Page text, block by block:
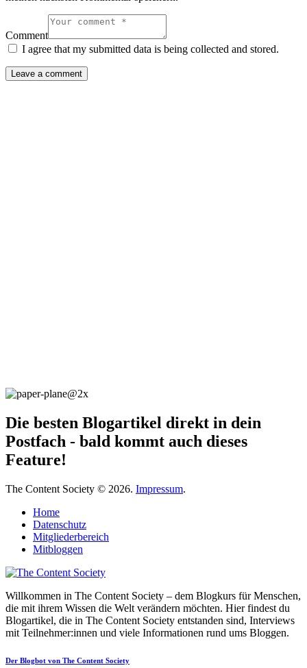
Comment
I agree that my submitted data is being collected and stored.
Die besten Blogartikel direkt in dein
Postfach - bald kommt auch dieses
Feature!
The Content Society © 2026. Impressum.
Home
Datenschutz
Mitgliederbereich
Mitbloggen
Willkommen in The Content Society – dem Blogkurs für Menschen,
die mit ihrem Wissen die Welt verändern möchten. Hier findest du
Blogartikel, die in The Content Society entstanden sind, Interviews
mit Teilnehmer:innen und viele Informationen rund ums Bloggen.
Der Blogbot von The Content Society